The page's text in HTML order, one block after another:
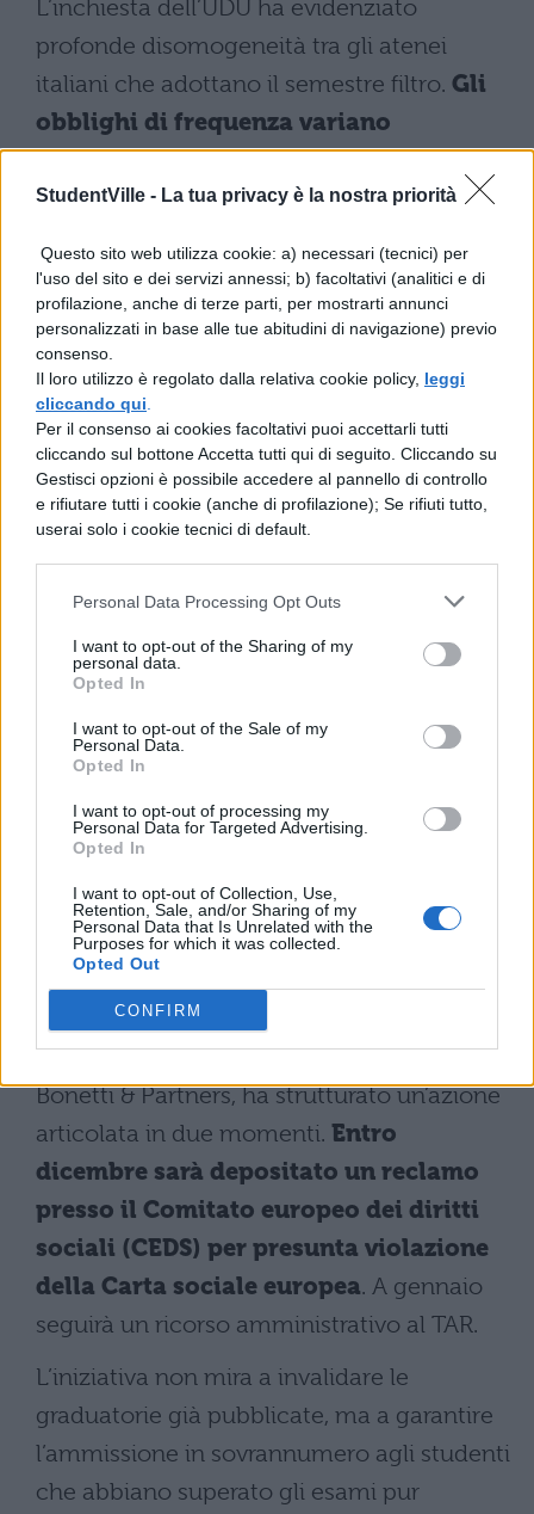
StudentVille - La tua privacy è la nostra priorità
Questo sito web utilizza cookie: a) necessari (tecnici) per
l'uso del sito e dei servizi annessi; b) facoltativi (analitici e di
profilazione, anche di terze parti, per mostrarti annunci
personalizzati in base alle tue abitudini di navigazione) previo
consenso.
Il loro utilizzo è regolato dalla relativa cookie policy, leggi
cliccando qui
Per il consenso ai cookies facoltativi puoi accettarli tutti
cliccando sul bottone Accetta tutti qui di seguito. Cliccando su
Gestisci opzioni è possibile accedere al pannello di controllo
e rifiutare tutti i cookie (anche di profilazione); Se rifiuti tutto,
userai solo i cookie tecnici di default.
Personal Data Processing Opt Outs
I want to opt-out of the Sharing of my
personal data.
Opted In
I want to opt-out of the Sale of my
Personal Data.
Opted In
I want to opt-out of processing my
Personal Data for Targeted Advertising.
Opted In
I want to opt-out of Collection, Use,
Retention, Sale, and/or Sharing of my
Personal Data that Is Unrelated with the
Purposes for which it was collected.
Opted Out
CONFIRM
L’inchiesta dell’UDU ha evidenziato
profonde disomogeneità tra gli atenei
italiani che adottano il semestre filtro. Gli
obblighi di frequenza variano
significativamente: si passa dal 70%
richiesto a Napoli al 67% di Palermo,
nazionale. Queste differenze minano la
coerenza del modello e generano
ingiustizie palesi tra studenti che affrontano
lo stesso percorso in sedi diverse.
Particolari criticità emergono per gli
studenti extracomunitari e per chi presenta
Bisogni Educativi Speciali o Disturbi
Specifici dell’Apprendimento.L’accesso
agli strumenti compensativi risulta
ostacolato da procedure burocratiche
complesse, mentre le regole rigide di
rischio concreto di invalidazione delle
penalizzando proprio le categorie più
fragili.
La strategia legale: reclamo
al CEDS e ricorso al TAR per
il sovrannumero
L’UDU Trento, assistita dallo studio legale
Bonetti & Partners, ha strutturato un’azione
articolata in due momenti. Entro
dicembre sarà depositato un reclamo
presso il Comitato europeo dei diritti
sociali (CEDS) per presunta violazione
della Carta sociale europea. A gennaio
seguirà un ricorso amministrativo al TAR.
L’iniziativa non mira a invalidare le
graduatorie già pubblicate, ma a garantire
l’ammissione in sovrannumero agli studenti
che abbiano superato gli esami pur